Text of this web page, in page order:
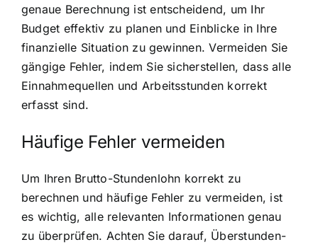
genaue Berechnung ist entscheidend, um Ihr
Budget effektiv zu planen und Einblicke in Ihre
finanzielle Situation zu gewinnen. Vermeiden Sie
gängige Fehler, indem Sie sicherstellen, dass alle
Einnahmequellen und Arbeitsstunden korrekt
erfasst sind.
Häufige Fehler vermeiden
Um Ihren Brutto-Stundenlohn korrekt zu
berechnen und häufige Fehler zu vermeiden, ist
es wichtig, alle relevanten Informationen genau
zu überprüfen. Achten Sie darauf, Überstunden-